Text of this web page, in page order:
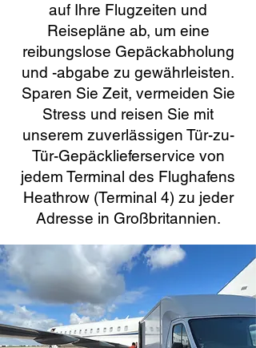
auf Ihre Flugzeiten und
Reisepläne ab, um eine
reibungslose Gepäckabholung
und -abgabe zu gewährleisten.
Sparen Sie Zeit, vermeiden Sie
Stress und reisen Sie mit
unserem zuverlässigen Tür-zu-
Tür-Gepäcklieferservice von
jedem Terminal des Flughafens
Heathrow (Terminal 4) zu jeder
Adresse in Großbritannien.